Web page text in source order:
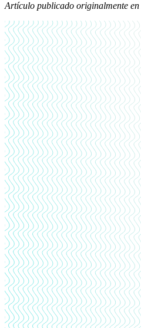
Artículo publicado originalmente en